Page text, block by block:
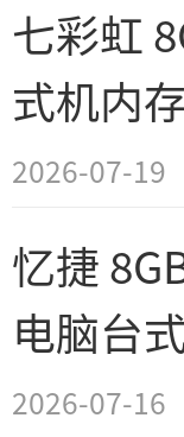
七彩虹
式机内
购255元
2026-07-19
忆捷
电脑台
营今日
2026-07-16